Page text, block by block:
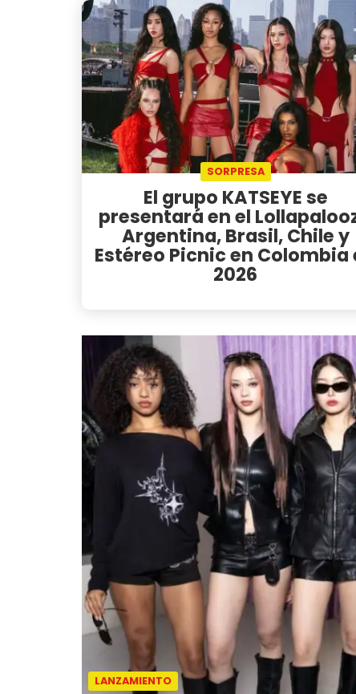
SORPRESA
El grupo KATSEYE se
presentará en el
Argentina, Brasil, Chile y
Estéreo Picnic en Colombia
2026
LANZAMIENTO